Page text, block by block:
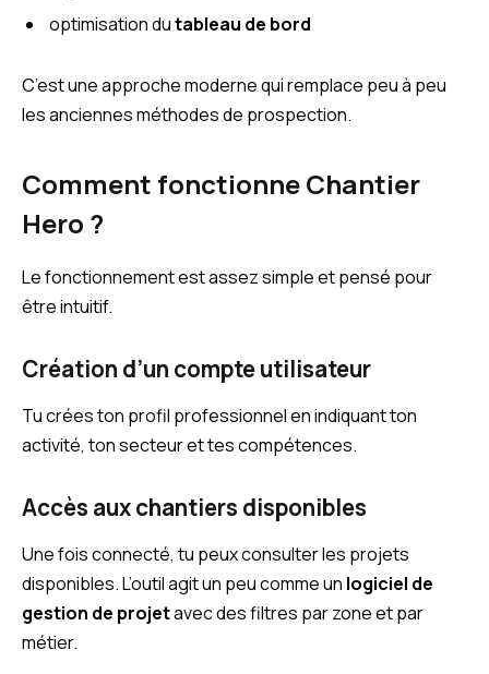
optimisation dutableau de bord
C’est une approche moderne qui remplace peu à peu
les anciennes méthodes de prospection.
Comment fonctionne Chantier
Hero ?
Le fonctionnement est assez simple et pensé pour
être intuitif.
Création d’un compte utilisateur
Tu crées ton profil professionnel en indiquant ton
activité, ton secteur et tes compétences.
Accès aux chantiers disponibles
Une fois connecté, tu peux consulter les projets
disponibles. L’outil agit un peu comme un logiciel de
gestion de projetavec des filtres par zone et par
métier.